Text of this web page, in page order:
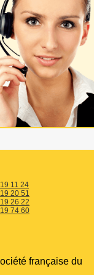
11 24
20 51
26 22
74 60
française du